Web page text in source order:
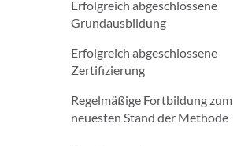
Erfolgreich abgeschlossene
Grundausbildung
Erfolgreich abgeschlossene
Zertifizierung
Regelmäßige Fortbildung zum
neuesten Stand der Methode